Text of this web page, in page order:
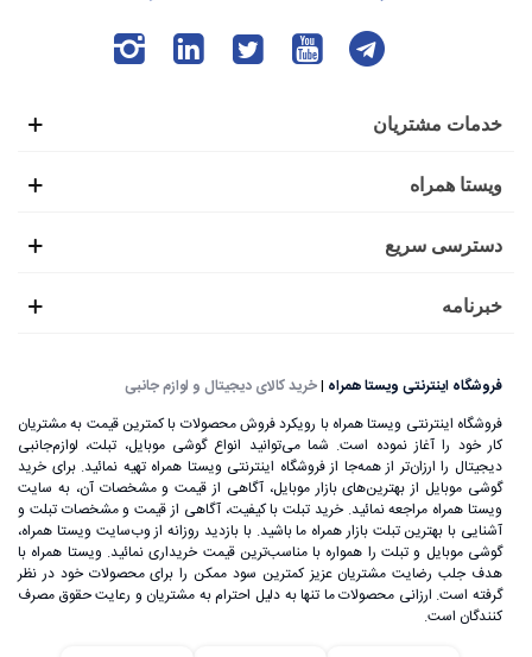
خدمات مشتریان
ویستا همراه
دسترسی سریع
خبرنامه
فروشگاه اینترنتی ویستا همراه |خرید کالای دیجیتال و لوازم جانبی
فروشگاه اینترنتی ویستا همراه با رویکرد فروش محصولات با کمترین قیمت به مشتریان
کار خود را آغاز نموده است. شما می‌توانید انواع گوشی موبایل، تبلت، لوازم‌جانبی
دیجیتال را ارزان‌تر از همه‌جا از فروشگاه اینترنتی ویستا همراه تهیه نمائید. برای خرید
گوشی موبایل از بهترین‌های بازار موبایل، آگاهی از قیمت و مشخصات آن، به ‌سایت
ویستا همراه مراجعه نمائید. خرید تبلت با کیفیت، آگاهی از قیمت و مشخصات تبلت و
آشنایی با بهترین تبلت بازار همراه ما باشید. با بازدید روزانه از وب‌سایت ویستا همراه،
گوشی موبایل و تبلت را همواره با مناسب‌ترین قیمت خریداری نمائید. ویستا همراه با
هدف جلب رضایت مشتریان عزیز کمترین سود ممکن را برای محصولات خود در نظر
گرفته است. ارزانی محصولات ما تنها به دلیل احترام به مشتریان و رعایت حقوق مصرف
کنندگان است.